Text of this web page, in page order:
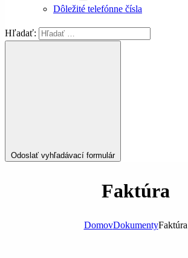
Dôležité telefónne čísla
Hľadať:
Odoslať vyhľadávací formulár
Faktúra
DomovDokumentyFaktúra